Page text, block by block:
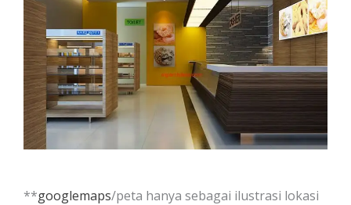
**googlemaps/peta hanya sebagai ilustrasi lokasi